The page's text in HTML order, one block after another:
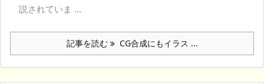
説されていま ...
記事を読む CG合成にもイラス ...